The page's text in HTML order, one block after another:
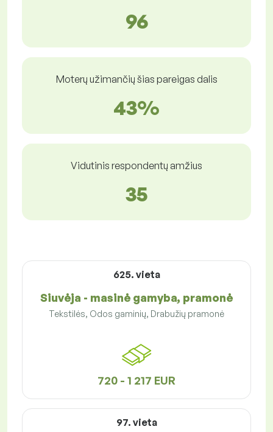
96
Moterų užimančių šias pareigas dalis
43%
Vidutinis respondentų amžius
35
625. vieta
Siuvėja - masinė gamyba, pramonė
Tekstilės, Odos gaminių, Drabužių pramonė
720 - 1 217 EUR
97. vieta